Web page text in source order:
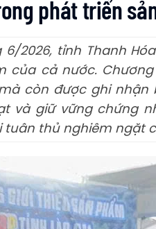
phát triển sản
2026, tỉnh Thanh
của cả nước.
còn được ghi
và giữ vững chứng
thủ nghiêm ngặt